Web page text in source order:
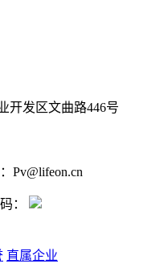
开发区文曲路446号
Pv@lifeon.cn
：
直属企业